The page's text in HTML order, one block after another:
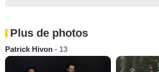
Plus de photos
Patrick Hivon - 13